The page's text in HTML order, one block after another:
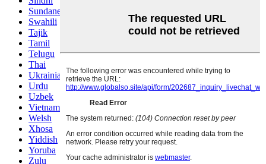
Sundanese
Swahili
Tajik
Tamil
Telugu
Thai
Ukrainian
Urdu
Uzbek
Vietnamese
Welsh
Xhosa
Yiddish
Yoruba
Zulu